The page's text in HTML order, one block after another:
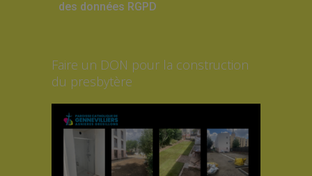
des données RGPD
Faire un DON pour la construction
du presbytère